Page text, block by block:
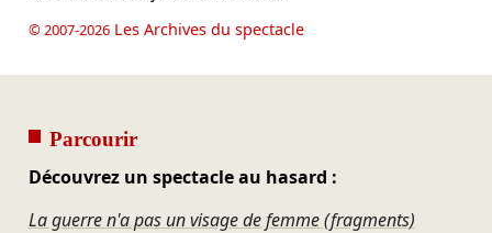
© 2007-2026Les Archives du spectacle
Parcourir
Découvrez un spectacle au hasard :
La guerre n'a pas un visage de femme (fragments)